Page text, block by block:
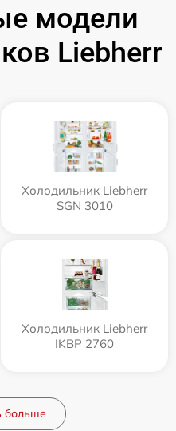
модели
Liebherr
Холодильник Liebherr
SGN 3010
Холодильник Liebherr
IKBP 2760
больше